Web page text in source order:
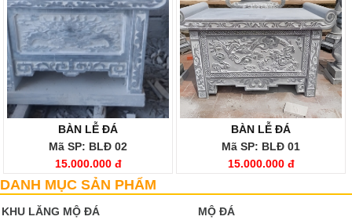
BÀN LỄ ĐÁ
Mã SP: BLĐ 02
15.000.000 đ
BÀN LỄ ĐÁ
Mã SP: BLĐ 01
15.000.000 đ
DANH MỤC SẢN PHẨM
KHU LĂNG MỘ ĐÁ
MỘ ĐÁ